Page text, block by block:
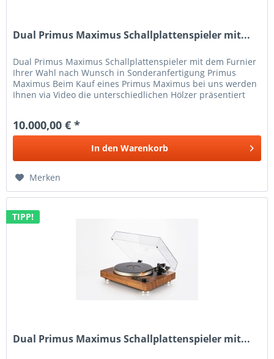
Dual Primus Maximus Schallplattenspieler mit...
Dual Primus Maximus Schallplattenspieler mit dem Furnier
Ihrer Wahl nach Wunsch in Sonderanfertigung Primus
Maximus Beim Kauf eines Primus Maximus bei uns werden
Ihnen via Video die unterschiedlichen Hölzer präsentiert
10.000,00 € *
In den Warenkorb
Merken
TIPP!
Dual Primus Maximus Schallplattenspieler mit...